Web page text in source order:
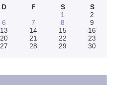
D F S
S
1
2
6 7 8
9
13 14 15
16
20 21 22
23
27 28 29
30